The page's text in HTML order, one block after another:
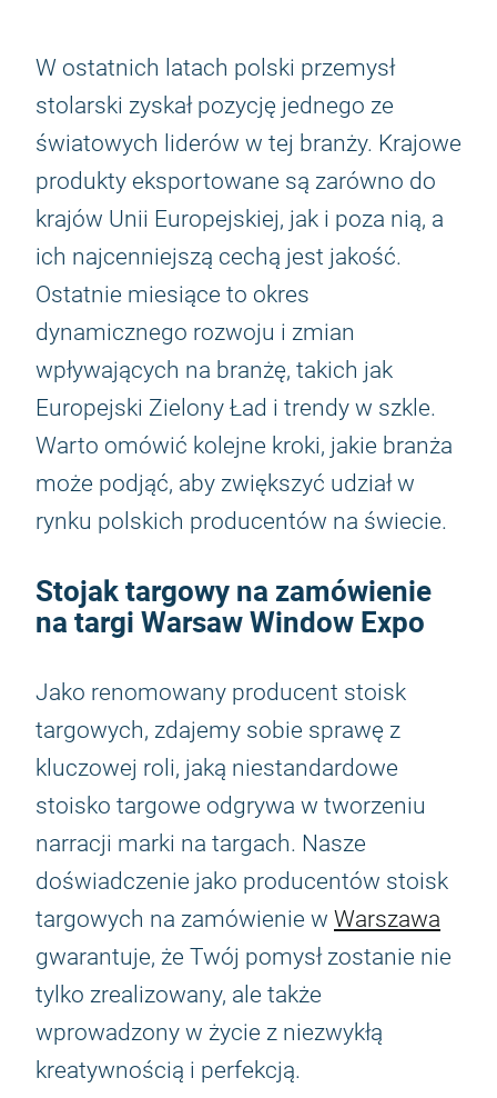
W ostatnich latach polski przemysł
stolarski zyskał pozycję jednego ze
światowych liderów w tej branży. Krajowe
produkty eksportowane są zarówno do
krajów Unii Europejskiej, jak i poza nią, a
ich najcenniejszą cechą jest jakość.
Ostatnie miesiące to okres
dynamicznego rozwoju i zmian
wpływających na branżę, takich jak
Europejski Zielony Ład i trendy w szkle.
Warto omówić kolejne kroki, jakie branża
może podjąć, aby zwiększyć udział w
rynku polskich producentów na świecie.
Stojak targowy na zamówienie
na targi Warsaw Window Expo
Jako renomowany producent stoisk
targowych, zdajemy sobie sprawę z
kluczowej roli, jaką niestandardowe
stoisko targowe odgrywa w tworzeniu
narracji marki na targach. Nasze
doświadczenie jako producentów stoisk
targowych na zamówienie w Warszawa
gwarantuje, że Twój pomysł zostanie nie
tylko zrealizowany, ale także
wprowadzony w życie z niezwykłą
kreatywnością i perfekcją.